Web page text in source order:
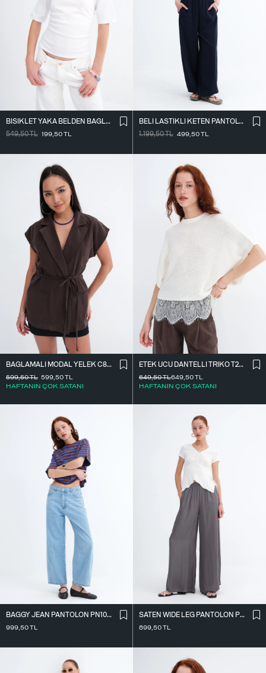
BISIKLET YAKA BELDEN BAĞLAMALI T-SHIRT P261071
549,50TL 199,50TL
BELI LASTIKLI KETEN PANTOLON PN18273
1.199,50TL 499,50TL
BAĞLAMALI MODAL YELEK C8021
599,50TL
HAFTANIN ÇOK SATANI
599,50TL
ETEK UCU DANTELLI TRIKO T261025
649,50TL
HAFTANIN ÇOK SATANI
649,50TL
BAGGY JEAN PANTOLON PN10027
999,50TL
SATEN WIDE LEG PANTOLON PN17298
899,50TL